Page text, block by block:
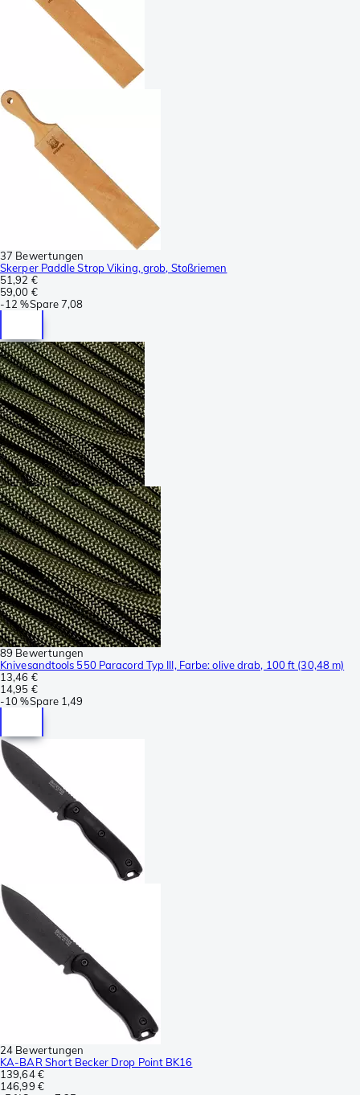
37 Bewertungen
Skerper Paddle Strop Viking, grob, Stoßriemen
51,92 €
59,00 €
-12 %Spare7,08
89 Bewertungen
Knivesandtools 550 Paracord Typ III, Farbe: olive drab, 100 ft (30,48 m)
13,46 €
14,95 €
-10 %Spare 1,49
24 Bewertungen
KA-BAR Short Becker Drop Point BK16
139,64 €
146,99 €